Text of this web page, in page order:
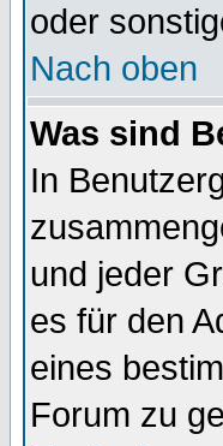
oder
Nach oben
Was sind
In
und jeder
es für den
eines
Forum zu